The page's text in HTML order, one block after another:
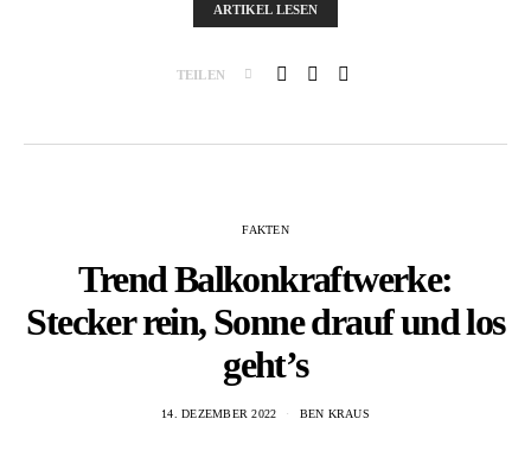
ARTIKEL LESEN
TEILEN
FAKTEN
Trend Balkonkraftwerke:
Stecker rein, Sonne drauf und los
geht’s
14. DEZEMBER 2022 BEN KRAUS